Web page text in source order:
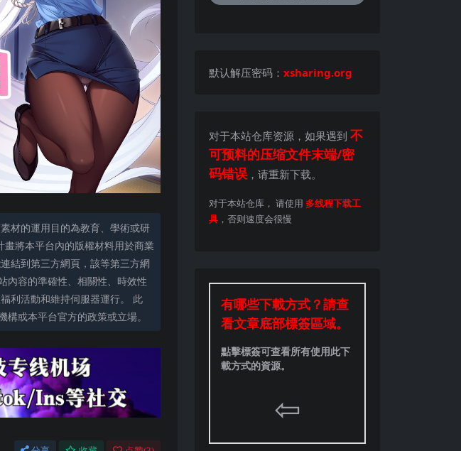
材的運用目的為教育、學術或研
將本平台內的版權材料用於商業
結到第三方網頁，該等第三方網
內容的準確性、相關性、時效性
利活動和維持伺服器運行。 此
或本平台官方的政策或立場。
默认解压密码： xsharing.org
对于本站仓库资源，如果遇到 不
可预料的压缩文件末端/密
码错误 ，请重新下载。
对于本站仓库， 请使用 多线程下载工
具 ，否则速度会很慢
有哪些下載方式？請查
看文章底部標簽區域。
點擊標簽可查看所有使用此下
載方式的資源。
⇦